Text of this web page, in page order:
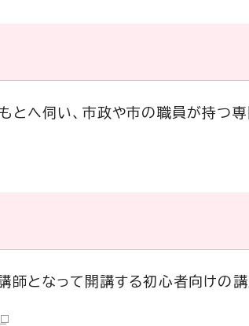
とへ伺い、市政や市の職員が持つ
師となって開講する初心者向けの講